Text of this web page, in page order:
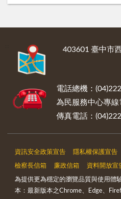
403601 臺中市
電話總機：
為民服務中心專線
傳真電話：
資訊安全政策宣告 隱私權保護宣告
檢察長信箱 廉政信箱 資料開放宣
為提供更為穩定的瀏覽品質與使用體
本：最新版本之Chrome、Edge、